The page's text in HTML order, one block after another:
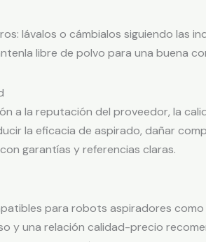
lávalos o cámbialos siguiendo las
libre de polvo para una buena
a la reputación del proveedor, la
la eficacia de aspirado, dañar
garantías y referencias claras.
para robots aspiradores
y una relación calidad-precio